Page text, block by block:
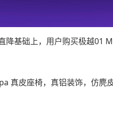
基础上，用户购买极越01
真皮座椅，真铝装饰，仿